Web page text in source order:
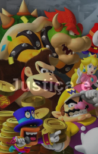
Justiça e